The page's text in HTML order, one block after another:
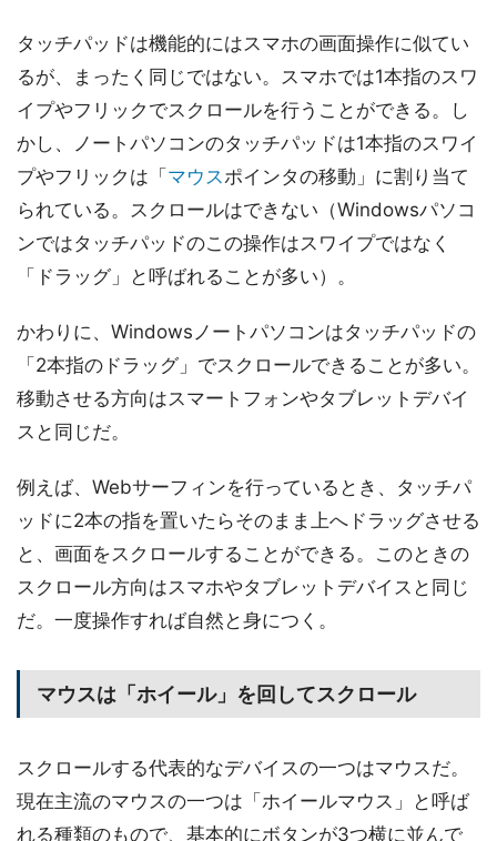
タッチパッドは機能的にはスマホの画面操作に似てい
るが、まったく同じではない。スマホでは1本指のスワ
イプやフリックでスクロールを行うことができる。し
かし、ノートパソコンのタッチパッドは1本指のスワイ
プやフリックは「 マウスポインタの移動」に割り当て
られている。スクロールはできない（Windowsパソコ
ンではタッチパッドのこの操作はスワイプではなく
「ドラッグ」と呼ばれることが多い）。
かわりに、Windowsノートパソコンはタッチパッドの
「2本指のドラッグ」でスクロールできることが多い。
移動させる方向はスマートフォンやタブレットデバイ
スと同じだ。
例えば、Webサーフィンを行っているとき、タッチパ
ッドに2本の指を置いたらそのまま上へドラッグさせる
と、画面をスクロールすることができる。このときの
スクロール方向はスマホやタブレットデバイスと同じ
だ。一度操作すれば自然と身につく。
マウスは「ホイール」を回してスクロール
スクロールする代表的なデバイスの一つはマウスだ。
現在主流のマウスの一つは「ホイールマウス」と呼ば
れる種類のもので、基本的にボタンが3つ横に並んで